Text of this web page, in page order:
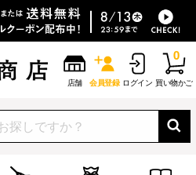
店舗 会員登録 ログイン 買い物かご
0